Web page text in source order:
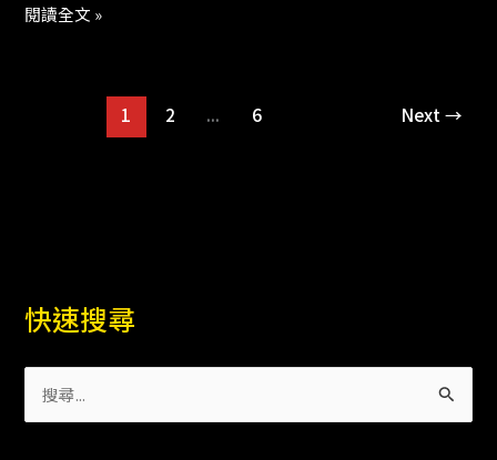
點
閱讀全文 »
1 2 ... 6 Next →
快速搜尋
尋